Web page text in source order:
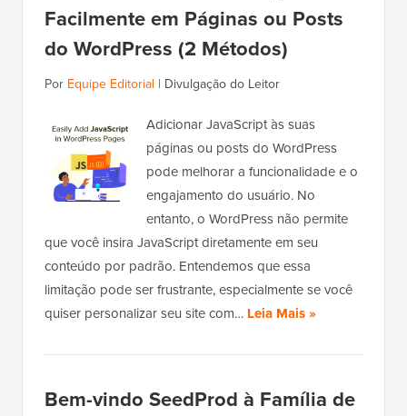
Facilmente em Páginas ou Posts
do WordPress (2 Métodos)
Por Equipe Editorial | Divulgação do Leitor
Adicionar JavaScript às suas
páginas ou posts do WordPress
pode melhorar a funcionalidade e o
engajamento do usuário. No
entanto, o WordPress não permite
que você insira JavaScript diretamente em seu
conteúdo por padrão. Entendemos que essa
limitação pode ser frustrante, especialmente se você
quiser personalizar seu site com… Leia Mais »
Bem-vindo SeedProd à Família de